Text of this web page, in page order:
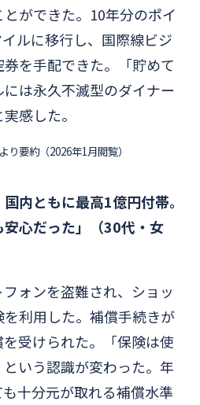
ができた。10年分のポイ
ルに移行し、国際線ビジ
を手配できた。「貯めて
は永久不滅型のダイナー
感した。
要約（2026年1月閲覧）
内ともに最高1億円付帯。
心だった」（30代・女
ォンを盗難され、ショッ
利用した。補償手続きが
受けられた。「保険は使
いう認識が変わった。年
十分元が取れる補償水準